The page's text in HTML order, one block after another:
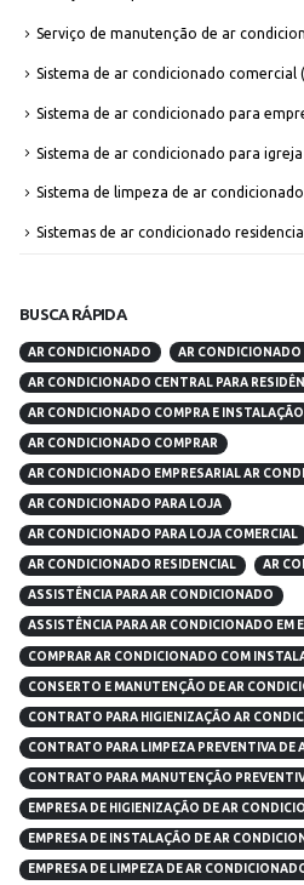
Serviço de manutenção de ar
Sistema de ar condicionado comercial
Sistema de ar condicionado para
Sistema de ar condicionado para igreja
Sistema de limpeza de ar condicionado
Sistemas de ar condicionado
BUSCA RÁPIDA
AR CONDICIONADO AR CONDICIONADO
AR CONDICIONADO CENTRAL PARA
AR CONDICIONADO COMPRA E INSTALAÇÃO
AR CONDICIONADO COMPRAR
AR CONDICIONADO EMPRESARIAL AR
AR CONDICIONADO PARA LOJA
AR CONDICIONADO PARA LOJA COMERCIAL
AR CONDICIONADO RESIDENCIAL AR
ASSISTÊNCIA PARA AR CONDICIONADO
ASSISTÊNCIA PARA AR CONDICIONADO EM
COMPRAR AR CONDICIONADO COM
CONSERTO E MANUTENÇÃO DE AR
CONTRATO PARA HIGIENIZAÇÃO AR
CONTRATO PARA LIMPEZA PREVENTIVA DE
CONTRATO PARA MANUTENÇÃO
EMPRESA DE HIGIENIZAÇÃO DE AR
EMPRESA DE INSTALAÇÃO DE AR
EMPRESA DE LIMPEZA DE AR